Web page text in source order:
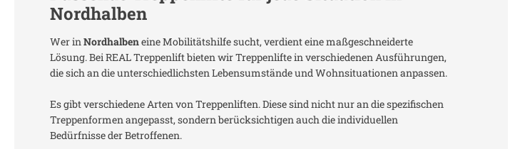
Nordhalben
Wer in Nordhalbeneine Mobilitätshilfe sucht, verdient eine maßgeschneiderte
Lösung. Bei REAL Treppenlift bieten wir Treppenlifte in verschiedenen Ausführungen,
die sich an die unterschiedlichsten Lebensumstände und Wohnsituationen anpassen.
Es gibt verschiedene Arten von Treppenliften. Diese sind nicht nur an die spezifischen
Treppenformen angepasst, sondern berücksichtigen auch die individuellen
Bedürfnisse der Betroffenen.